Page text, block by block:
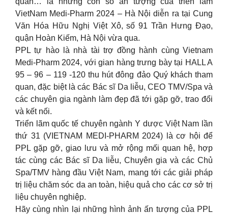
VietNam Medi-Pharm 2024 – Hà Nội diễn ra tại Cung
Văn Hóa Hữu Nghị Việt Xô, số 91 Trần Hưng Đạo,
quận Hoàn Kiếm, Hà Nội vừa qua.
PPL tự hào là nhà tài trợ đồng hành cùng Vietnam
Medi-Pharm 2024, với gian hàng trưng bày tại HALL A
95 – 96 – 119 -120 thu hút đông đảo Quý khách tham
quan, đặc biệt là các Bác sĩ Da liễu, CEO TMV/Spa và
các chuyên gia ngành làm đẹp đã tới gặp gỡ, trao đổi
và kết nối.
Triển lãm quốc tế chuyên ngành Y dược Việt Nam lần
thứ 31 (VIETNAM MEDI-PHARM 2024) là cơ hội để
PPL gặp gỡ, giao lưu và mở rộng mối quan hệ, hợp
tác cùng các Bác sĩ Da liễu, Chuyên gia và các Chủ
Spa/TMV hàng đầu Việt Nam, mang tới các giải pháp
trị liệu chăm sóc da an toàn, hiệu quả cho các cơ sở trị
liệu chuyên nghiệp.
Hãy cùng nhìn lại những hình ảnh ấn tượng của PPL